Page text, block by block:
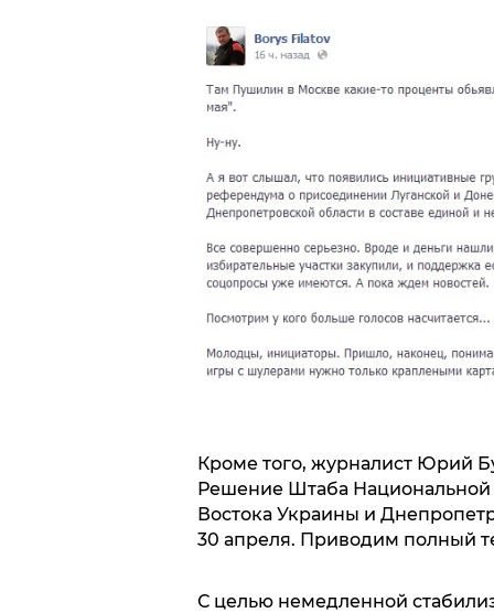
Кроме того, журналист Юрий
Решение Штаба
Востока Украины и
30 апреля. Приводим полный
С целью немедленной